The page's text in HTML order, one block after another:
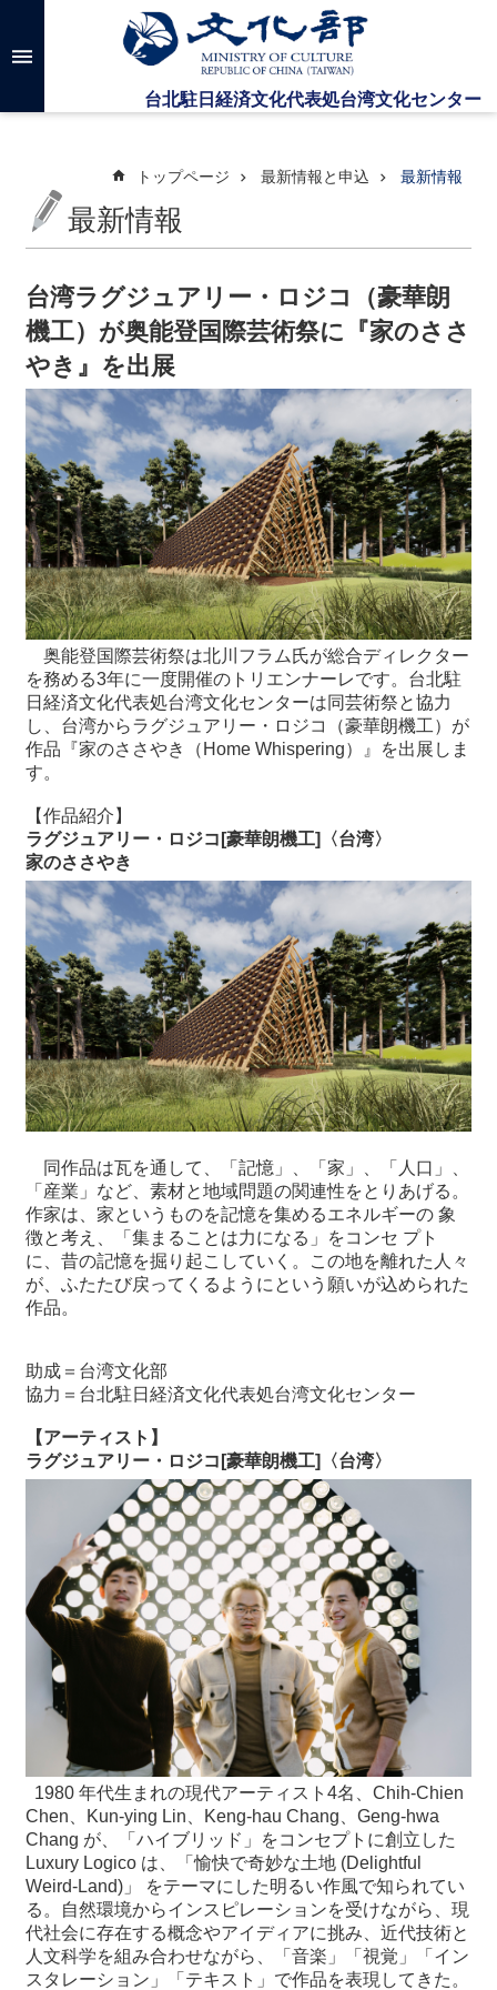
メインのコンテンツブロックにジャンプします
高
検
台
文
化
セ
ン
タ
ー
に
つ
い
て
最
新
情
報
と
込
過
去
台
湾
の
本
関
連
リ
ン
ク
ム
サ
イ
ト
マ
プ
トップページ 最新情報と申込 最新情報
最新情報
台湾ラグジュアリー・ロジコ（豪華朗
機工）が奥能登国際芸術祭に『家のささ
やき』を出展
奥能登国際芸術祭は北川フラム氏が総合ディレクター
を務める3年に一度開催のトリエンナーレです。台北駐
日経済文化代表処台湾文化センターは同芸術祭と協力
し、台湾からラグジュアリー・ロジコ（豪華朗機工）が
作品『家のささやき（Home Whispering）』を出展しま
す。
【作品紹介】
ラグジュアリー・ロジコ[豪華朗機工]〈台湾〉
家のささやき
同作品は瓦を通して、「記憶」、「家」、「人口」、
「産業」など、素材と地域問題の関連性をとりあげる。
作家は、家というものを記憶を集めるエネルギーの 象
徴と考え、「集まることは力になる」をコンセ プト
に、昔の記憶を掘り起こしていく。この地を離れた人々
が、ふたたび戻ってくるようにという願いが込められた
作品。
助成＝台湾文化部
協力＝台北駐日経済文化代表処台湾文化センター
【アーティスト】
ラグジュアリー・ロジコ[豪華朗機工]〈台湾〉
1980 年代生まれの現代アーティスト4名、Chih-Chien
Chen、Kun-ying Lin、Keng-hau Chang、Geng-hwa
Chang が、「ハイブリッド」をコンセプトに創立した
Luxury Logico は、「愉快で奇妙な土地 (Delightful
Weird-Land)」 をテーマにした明るい作風で知られてい
る。自然環境からインスピレーションを受けながら、現
代社会に存在する概念やアイディアに挑み、近代技術と
人文科学を組み合わせながら、「音楽」「視覚」「イン
スタレーション」「テキスト」で作品を表現してきた。